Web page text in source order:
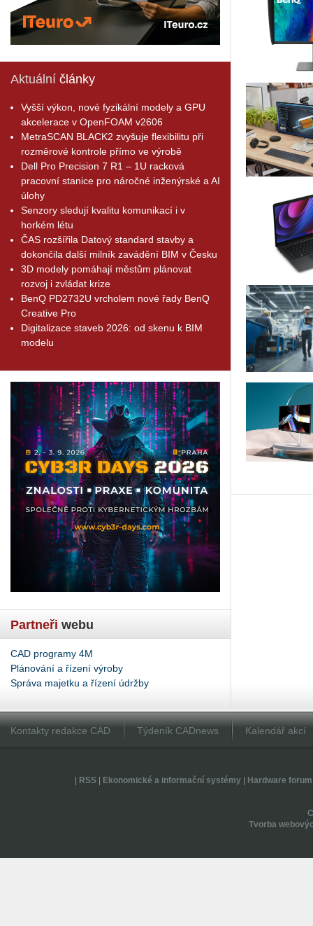
Aktuální články
Vyšší výkon, nové fyzikální modely a GPU
akcelerace v OpenFOAM v2606
MetraSCAN BLACK2 zvyšuje flexibilitu při
rozměrové kontrole přímo ve výrobě
Dell Pro Precision 7 R1 – 1U racková
pracovní stanice pro náročné inženýrské a AI
úlohy
Senzory sledují kvalitu komunikací i v
horkém létu
ČAS rozšířila Datový standard stavby a
dokončila další milník zavádění BIM v Česku
3D modely pomáhají městům plánovat
rozvoj i zvládat krize
BenQ PD2732U vrcholem nové řady BenQ
Creative Pro
Digitalizace staveb 2026: od skenu k BIM
modelu
Partneři webu
CAD programy 4M
Plánování a řízení výroby
Správa majetku a řízení údržby
Kontakty redakce CAD Týdeník CADnews Kalendář akcí
RSS| Ekonomické a informační systémy| Hardware forum
Tvorba